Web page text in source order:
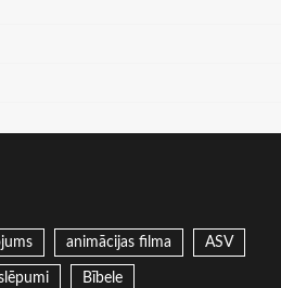
animācijas filma ASV
Bībele